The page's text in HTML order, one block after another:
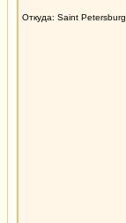
Откуда: Saint Petersburg